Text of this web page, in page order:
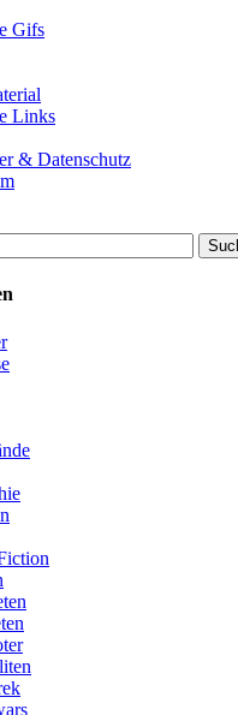
Gifs
Links
& Datenschutz